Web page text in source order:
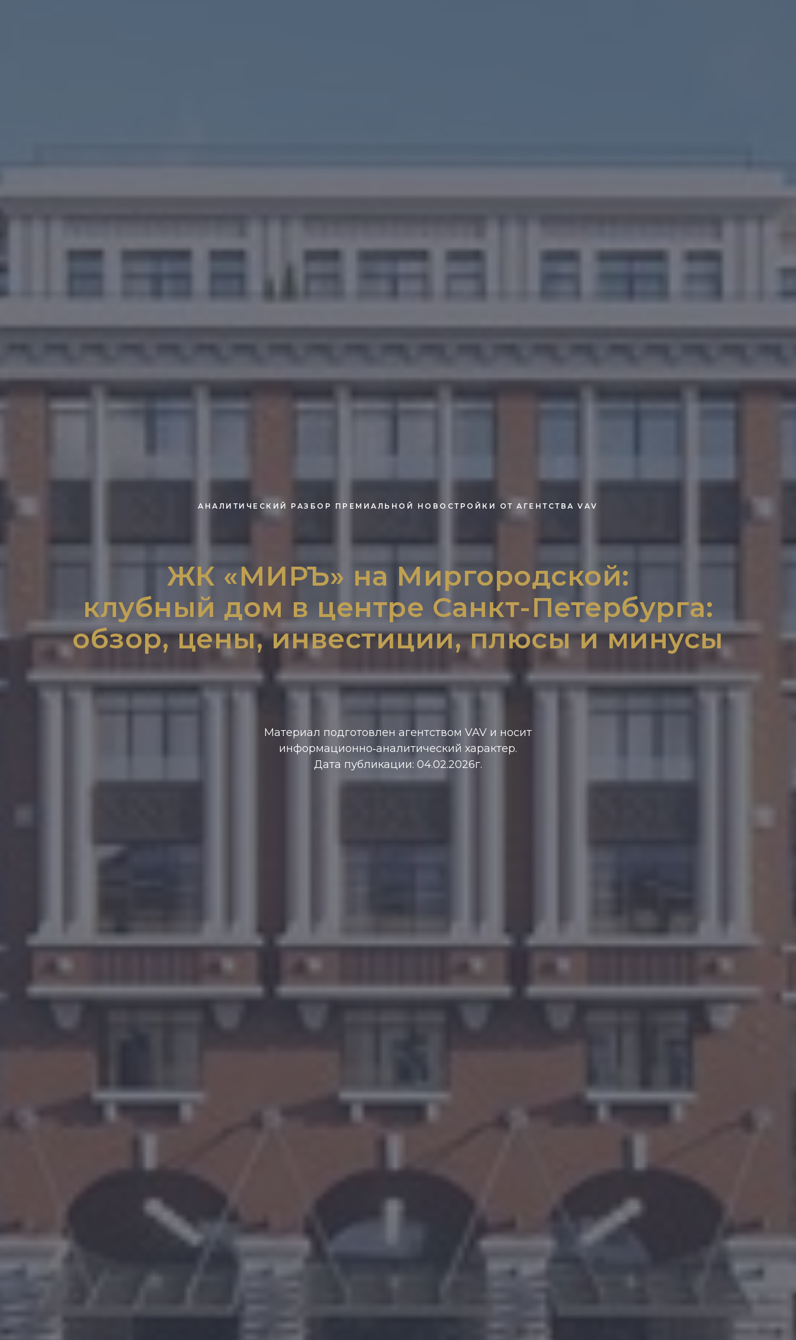
АНАЛИТИЧЕСКИЙ РАЗБОР ПРЕМИАЛЬНОЙ НОВОСТРОЙКИ ОТ АГЕНТСТВА VAV
ЖК «МИРЪ» на Миргородской:
клубный дом в центре Санкт-Петербурга:
обзор, цены, инвестиции, плюсы и минусы
Материал подготовлен агентством VAV и носит
информационно‑аналитический характер.
Дата публикации: 04.02.2026г.